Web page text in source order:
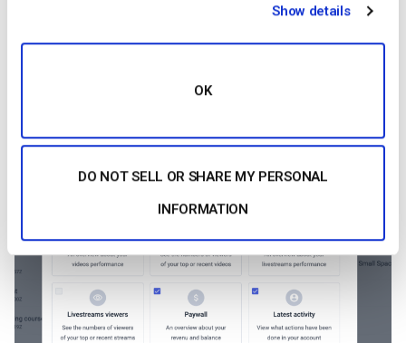
Show details
OK
DO NOT SELL OR SHARE MY PERSONAL
INFORMATION